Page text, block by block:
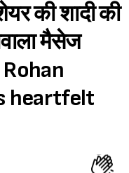
की शादी की
मैसेज
heartfelt